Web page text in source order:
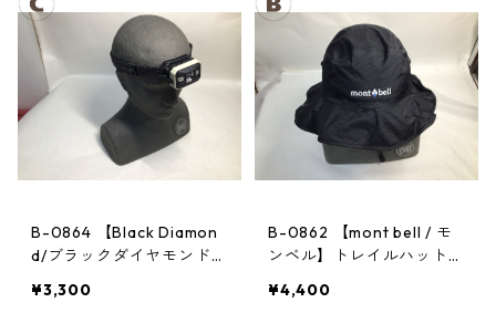
B-0864 【Black Diamon
d/ブラックダイヤモンド】
¥3,300
B-0862 【mont bell / モ
ンベル】トレイルハット：
ハット Men's ブラック Lサ
¥4,400